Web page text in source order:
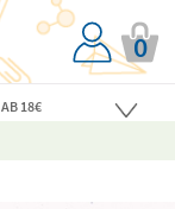
0
AB 18€